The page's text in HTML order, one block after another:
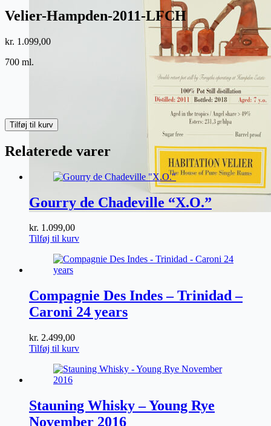
Velier-Hampden-2011-LFCH
kr. 1.099,00
700 ml.
Velier-
Hampden-
2011-
LFCH
Tilføj til kurv
Relaterede varer
Gourry de Chadeville “X.O.”
kr. 1.099,00
Tilføj til kurv
Compagnie Des Indes – Trinidad –
Caroni 24 years
kr. 2.499,00
Tilføj til kurv
Stauning Whisky – Young Rye
November 2016